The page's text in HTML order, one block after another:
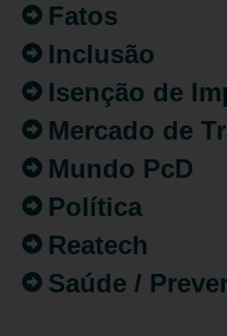
Fatos
Inclusão
Isenção de
Mercado de
Mundo PcD
Política
Reatech
Saúde /